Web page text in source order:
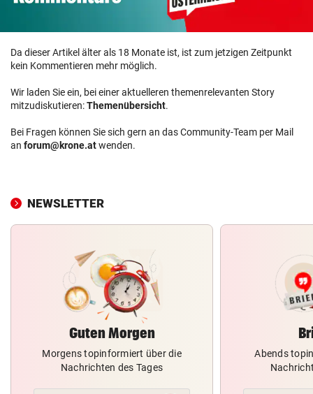
Da dieser Artikel älter als 18 Monate ist, ist zum jetzigen Zeitpunkt
kein Kommentieren mehr möglich.
Wir laden Sie ein, bei einer aktuelleren themenrelevanten Story
mitzudiskutieren:Themenübersicht.
Bei Fragen können Sie sich gern an das Community-Team per Mail
an forum@krone.atwenden.
NEWSLETTER
Guten Morgen
Morgens topinformiert über die
Nachrichten des Tages
Abends